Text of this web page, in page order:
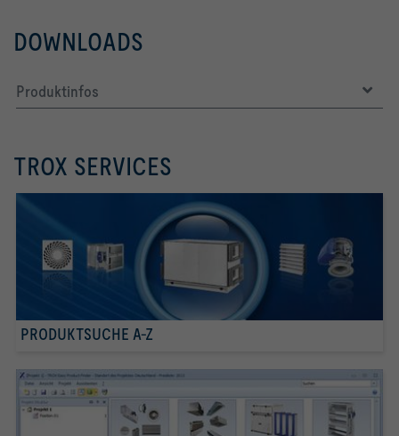
DOWNLOADS
Produktinfos
TROX SERVICES
PRODUKTSUCHE A-Z